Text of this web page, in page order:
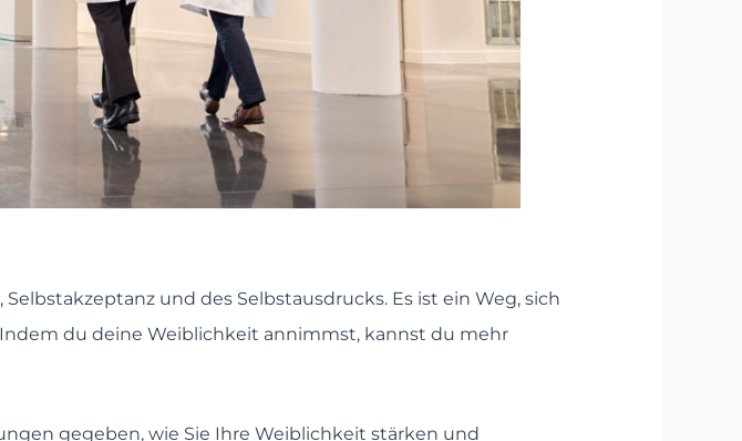
und des Selbstausdrucks. Es ist ein Weg, sich
du deine Weiblichkeit annimmst, kannst du mehr
gegeben, wie Sie Ihre Weiblichkeit stärken und